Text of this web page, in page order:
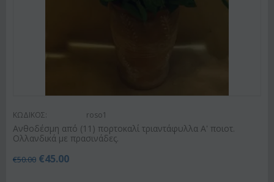
ΚΩΔΙΚΟΣ: roso1
Ανθοδέσμη από (11) πορτοκαλί τριαντάφυλλα Α' ποιοτ.
Ολλανδικά με πρασινάδες.
€50.00 €45.00